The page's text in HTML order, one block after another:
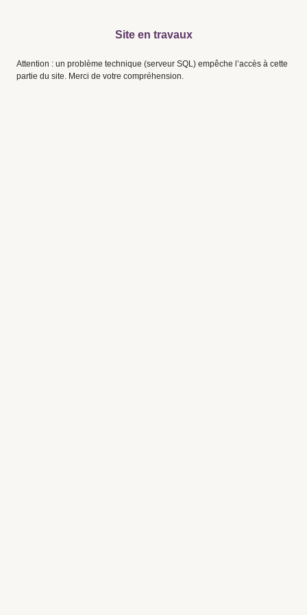
Site en travaux
Attention : un problème technique (serveur SQL) empêche l’accès à cette
partie du site. Merci de votre compréhension.